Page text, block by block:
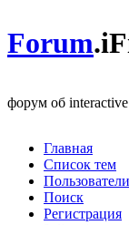
Forum.
форум об
Главная
Список тем
Пользователи
Поиск
Регистрация